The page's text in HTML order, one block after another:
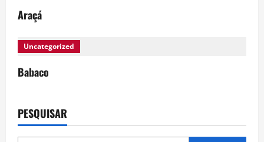
Araçá
Uncategorized
Babaco
PESQUISAR